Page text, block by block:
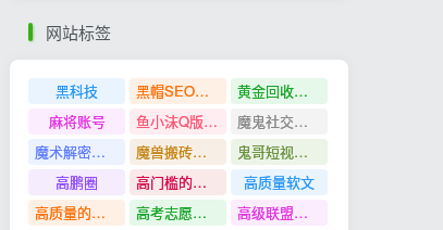
网站标签
黑科技 黑帽SEO案例分析
黄金回收奢侈品
麻将账号
鱼小沫Q版人物团练课
魔鬼社交实战课全套课程
魔术解密教程
魔兽搬砖搞钱
鬼哥短视频底层逻辑
高鹏圈
高门槛的生意
高质量软文
高质量的问答和知识分享
高考志愿填报
高级联盟营销教程